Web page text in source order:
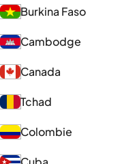
Burkina Faso
Cambodge
Canada
Tchad
Colombie